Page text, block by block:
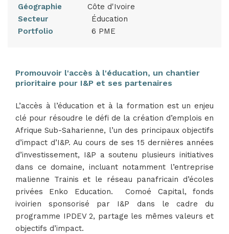
Géographie
Côte d'Ivoire
Secteur Éducation
Portfolio 6 PME
Promouvoir l'accès à l'éducation, un chantier
prioritaire pour I&P et ses partenaires
L’accès à l’éducation et à la formation est un enjeu
clé pour résoudre le défi de la création d’emplois en
Afrique Sub-Saharienne, l’un des principaux objectifs
d’impact d’I&P. Au cours de ses 15 dernières années
d’investissement, I&P a soutenu plusieurs initiatives
dans ce domaine, incluant notamment l’entreprise
malienne Trainis et le réseau panafricain d’écoles
privées Enko Education. Comoé Capital, fonds
ivoirien sponsorisé par I&P dans le cadre du
programme IPDEV 2, partage les mêmes valeurs et
objectifs d’impact.